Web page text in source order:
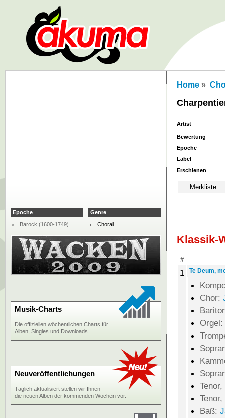
Home »
Artist
Bewertung
Epoche
Label
Erschienen
Klassik-
#
1 Te Deum,
Chor:
Orgel:
Baß:
Epoche
Barock (1600-1749)
Genre
Choral
Musik-Charts
Die offiziellen wöchentlichen Charts für
Alben, Singles und Downloads.
Neuveröffentlichungen
Täglich aktualisiert stellen wir Ihnen
die neuen Alben der kommenden Wochen vor.